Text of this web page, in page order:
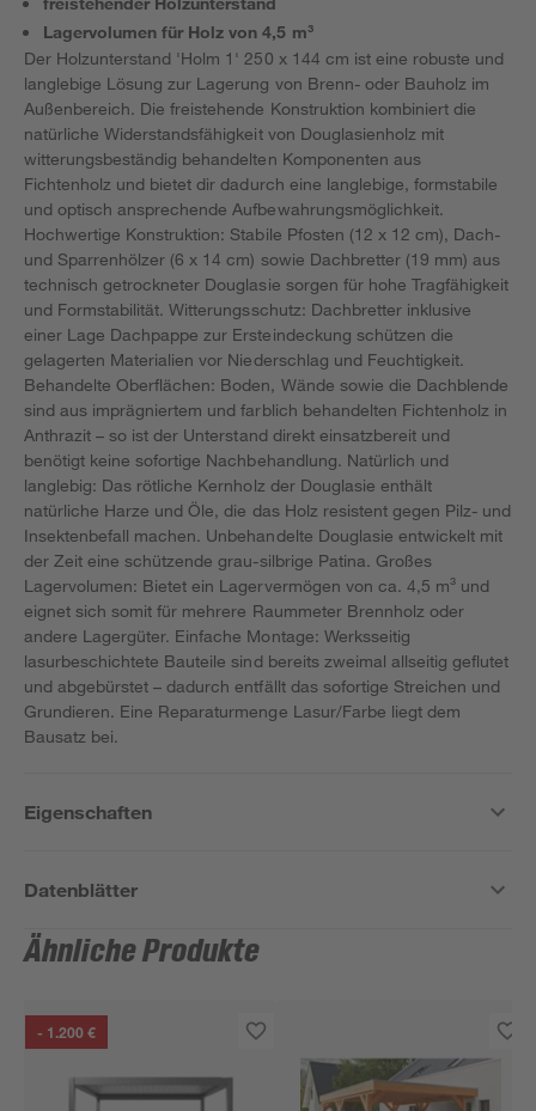
Lagervolumen für Holz von 4,5 m³
Der Holzunterstand 'Holm 1' 250 x 144 cm ist eine robuste und
langlebige Lösung zur Lagerung von Brenn- oder Bauholz im
Außenbereich. Die freistehende Konstruktion kombiniert die
natürliche Widerstandsfähigkeit von Douglasienholz mit
witterungsbeständig behandelten Komponenten aus
Fichtenholz und bietet dir dadurch eine langlebige, formstabile
und optisch ansprechende Aufbewahrungsmöglichkeit.
Hochwertige Konstruktion: Stabile Pfosten (12 x 12 cm), Dach-
und Sparrenhölzer (6 x 14 cm) sowie Dachbretter (19 mm) aus
technisch getrockneter Douglasie sorgen für hohe Tragfähigkeit
und Formstabilität. Witterungsschutz: Dachbretter inklusive
einer Lage Dachpappe zur Ersteindeckung schützen die
gelagerten Materialien vor Niederschlag und Feuchtigkeit.
Behandelte Oberflächen: Boden, Wände sowie die Dachblende
sind aus imprägniertem und farblich behandelten Fichtenholz in
Anthrazit – so ist der Unterstand direkt einsatzbereit und
benötigt keine sofortige Nachbehandlung. Natürlich und
langlebig: Das rötliche Kernholz der Douglasie enthält
natürliche Harze und Öle, die das Holz resistent gegen Pilz- und
Insektenbefall machen. Unbehandelte Douglasie entwickelt mit
der Zeit eine schützende grau-silbrige Patina. Großes
Lagervolumen: Bietet ein Lagervermögen von ca. 4,5 m³ und
eignet sich somit für mehrere Raummeter Brennholz oder
andere Lagergüter. Einfache Montage: Werksseitig
lasurbeschichtete Bauteile sind bereits zweimal allseitig geflutet
und abgebürstet – dadurch entfällt das sofortige Streichen und
Grundieren. Eine Reparaturmenge Lasur/Farbe liegt dem
Bausatz bei.
Eigenschaften
Datenblätter
Ähnliche Produkte
- 1.200 €